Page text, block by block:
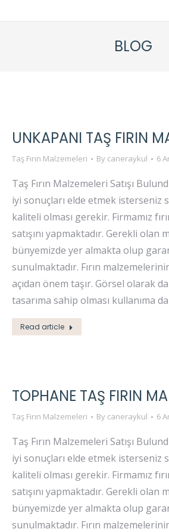
BLOG
UNKAPANI TAŞ FIRIN
Taş Fırın Malzemeleri By caneraykul 6
Taş Fırın Malzemeleri Satışı
iyi sonuçları elde etmek isterseniz
kaliteli olması gerekir. Firmamız
satışını yapmaktadır. Gerekli olan
bünyemizde yer almakta olup
sunulmaktadır. Fırın
açıdan önem taşır. Görsel olarak
tasarıma sahip olması kullanıma
Read article
TOPHANE TAŞ FIRIN
Taş Fırın Malzemeleri By caneraykul 6
Taş Fırın Malzemeleri Satışı
iyi sonuçları elde etmek isterseniz
kaliteli olması gerekir. Firmamız
satışını yapmaktadır. Gerekli olan
bünyemizde yer almakta olup
sunulmaktadır. Fırın